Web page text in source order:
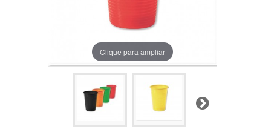
Clique para ampliar
Próximo